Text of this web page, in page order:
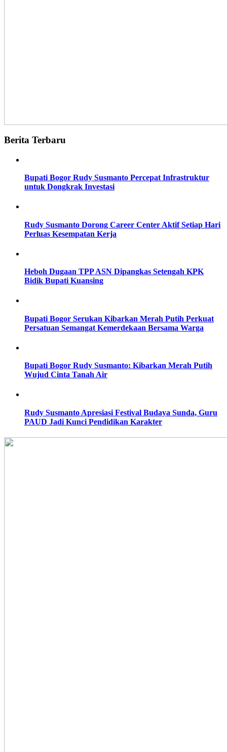
Berita Terbaru
Bupati Bogor Rudy Susmanto Percepat Infrastruktur
untuk Dongkrak Investasi
Rudy Susmanto Dorong Career Center Aktif Setiap Hari
Perluas Kesempatan Kerja
Heboh Dugaan TPP ASN Dipangkas Setengah KPK
Bidik Bupati Kuansing
Bupati Bogor Serukan Kibarkan Merah Putih Perkuat
Persatuan Semangat Kemerdekaan Bersama Warga
Bupati Bogor Rudy Susmanto: Kibarkan Merah Putih
Wujud Cinta Tanah Air
Rudy Susmanto Apresiasi Festival Budaya Sunda, Guru
PAUD Jadi Kunci Pendidikan Karakter